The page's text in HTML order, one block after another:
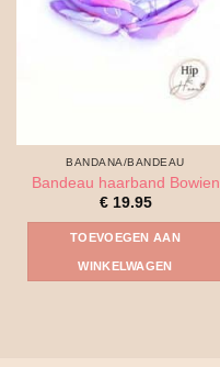
BANDANA/BANDEAU
Bandeau haarband Bowien
€19.95
TOEVOEGEN AAN
WINKELWAGEN